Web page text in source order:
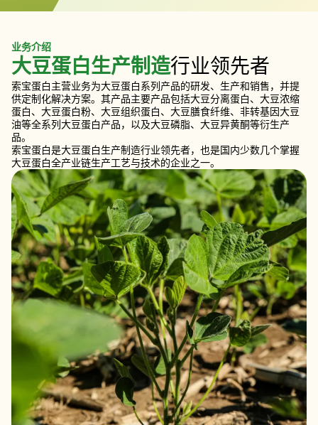
业务介绍
大豆蛋白生产制造行业领先者
索宝蛋白主营业务为大豆蛋白系列产品的研发、生产和销售，并提
供定制化解决方案。其产品主要产品包括大豆分离蛋白、大豆浓缩
蛋白、大豆蛋白粉、大豆组织蛋白、大豆膳食纤维、非转基因大豆
油等全系列大豆蛋白产品，以及大豆磷脂、大豆异黄酮等衍生产
品。
索宝蛋白是大豆蛋白生产制造行业领先者，也是国内少数几个掌握
大豆蛋白全产业链生产工艺与技术的企业之一。